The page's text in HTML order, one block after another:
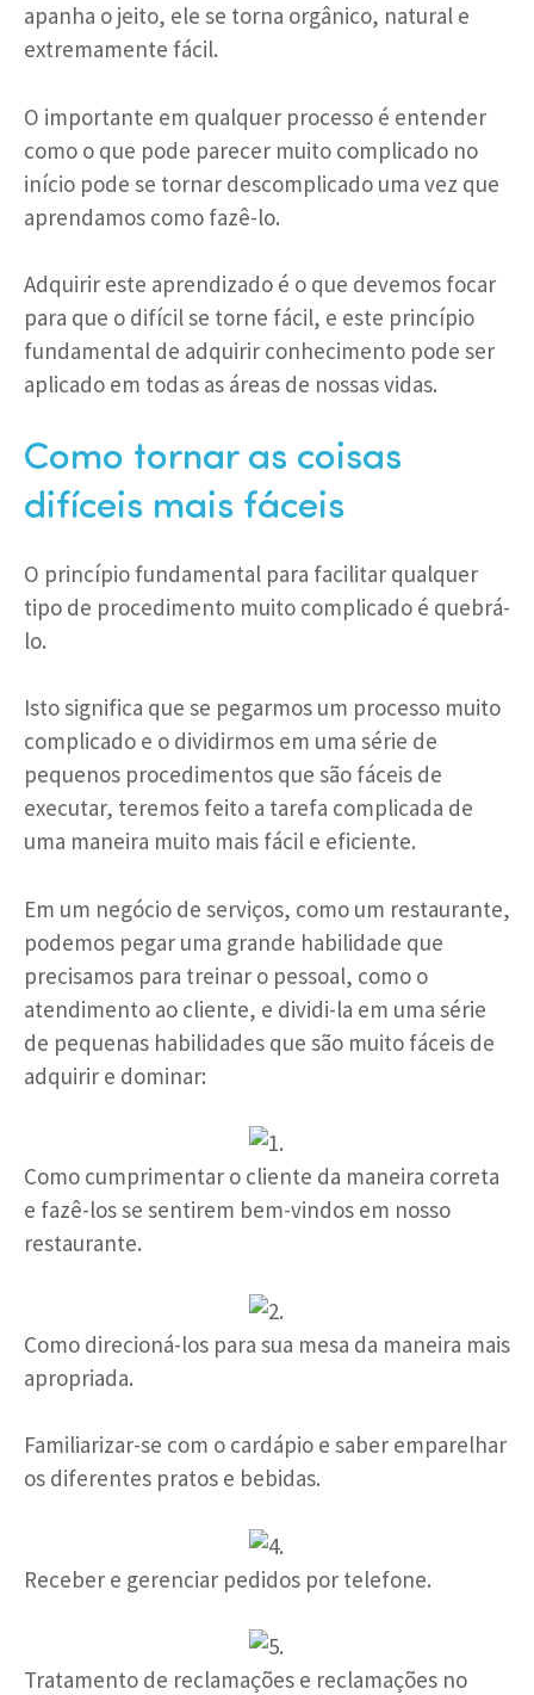
apanha o jeito, ele se torna orgânico, natural e
extremamente fácil.
O importante em qualquer processo é entender
como o que pode parecer muito complicado no
início pode se tornar descomplicado uma vez que
aprendamos como fazê-lo.
Adquirir este aprendizado é o que devemos focar
para que o difícil se torne fácil, e este princípio
fundamental de adquirir conhecimento pode ser
aplicado em todas as áreas de nossas vidas.
Como tornar as coisas
difíceis mais fáceis
O princípio fundamental para facilitar qualquer
tipo de procedimento muito complicado é quebrá-
lo.
Isto significa que se pegarmos um processo muito
complicado e o dividirmos em uma série de
pequenos procedimentos que são fáceis de
executar, teremos feito a tarefa complicada de
uma maneira muito mais fácil e eficiente.
Em um negócio de serviços, como um restaurante,
podemos pegar uma grande habilidade que
precisamos para treinar o pessoal, como o
atendimento ao cliente, e dividi-la em uma série
de pequenas habilidades que são muito fáceis de
adquirir e dominar:
Como cumprimentar o cliente da maneira correta
e fazê-los se sentirem bem-vindos em nosso
restaurante.
Como direcioná-los para sua mesa da maneira mais
apropriada.
Familiarizar-se com o cardápio e saber emparelhar
os diferentes pratos e bebidas.
Receber e gerenciar pedidos por telefone.
Tratamento de reclamações e reclamações no